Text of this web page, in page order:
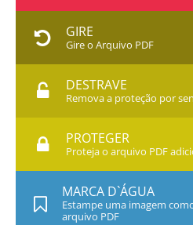
GIRE
Gire o Arquivo PDF
DESTRAVE
Remova a proteção por
PROTEGER
Proteja o arquivo PDF
MARCA D`ÁGUA
Estampe uma imagem
arquivo PDF